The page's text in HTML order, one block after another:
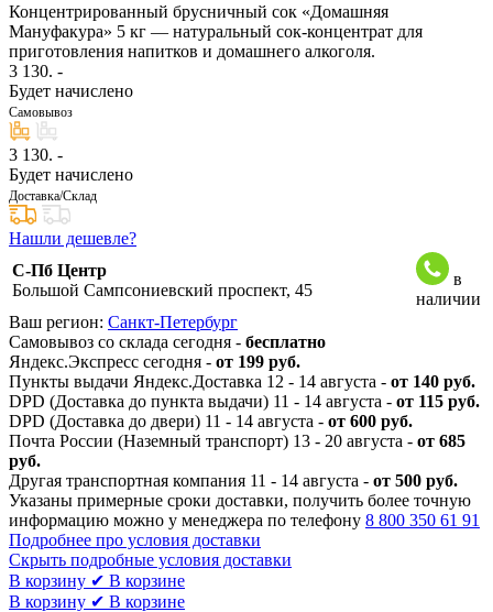
Концентрированный брусничный сок «Домашняя
Мануфакура» 5 кг — натуральный сок-концентрат для
приготовления напитков и домашнего алкоголя.
3 130. -
Будет начислено
Самовывоз
3 130. -
Будет начислено
Доставка/Склад
Нашли дешевле?
С-Пб Центр
Большой Сампсониевский проспект, 45
в
наличии
Ваш регион: Санкт-Петербург
Самовывоз со склада сегодня - бесплатно
Яндекс.Экспресс сегодня - от 199 руб.
Пункты выдачи Яндекс.Доставка 12 - 14 августа - от 140 руб.
DPD (Доставка до пункта выдачи) 11 - 14 августа - от 115 руб.
DPD (Доставка до двери) 11 - 14 августа - от 600 руб.
Почта России (Наземный транспорт) 13 - 20 августа - от 685
руб.
Другая транспортная компания 11 - 14 августа - от 500 руб.
Указаны примерные сроки доставки, получить более точную
информацию можно у менеджера по телефону 8 800 350 61 91
Подробнее про условия доставки
Скрыть подробные условия доставки
В корзину ✔ В корзине
В корзину ✔ В корзине